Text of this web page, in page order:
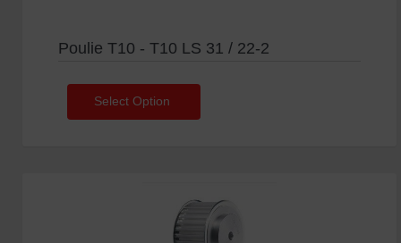
Poulie T10 - T10 LS 31 / 22-2
Select Option